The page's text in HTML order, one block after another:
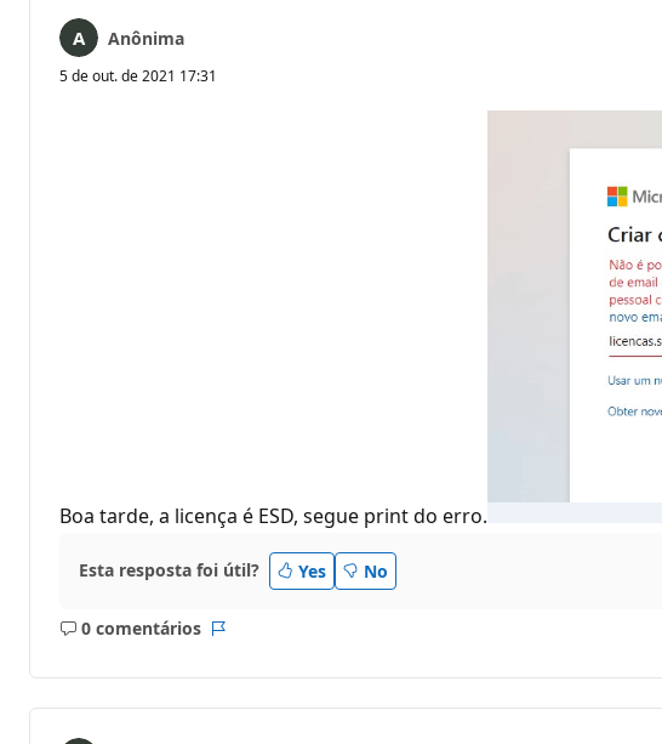
Anônima
5 de out. de 2021 17:31
Boa tarde, a licença é ESD, segue print do erro.
Esta resposta foi útil? Yes No
0 comentários
Sem